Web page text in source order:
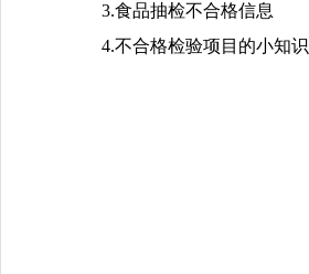
3.食品抽检不合格信息
4.不合格检验项目的小知识